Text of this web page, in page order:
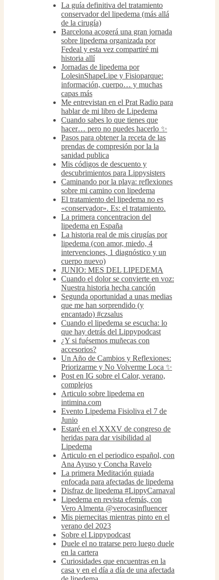
La guía definitiva del tratamiento
conservador del lipedema (más allá
de la cirugía)
Barcelona acogerá una gran jornada
sobre lipedema organizada por
Fedeal y esta vez compartiré mi
historia allí
Jornadas de lipedema por
LolesinShapeLipe y Fisioparque:
información, cuerpo… y muchas
capas más
Me entrevistan en el Prat Radio para
hablar de mi libro de Lipedema
Cuando sabes lo que tienes que
hacer… pero no puedes hacerlo ✨
Pasos para obtener la receta de las
prendas de compresión por la la
sanidad publica
Mis códigos de descuento y
descubrimientos para Lippysisters
Caminando por la playa: reflexiones
sobre mi camino con lipedema
El tratamiento del lipedema no es
«conservador». Es: el tratamiento.
La primera concentracion del
lipedema en España
La historia real de mis cirugías por
lipedema (con amor, miedo, 4
intervenciones, 1 diagnóstico y un
cuerpo nuevo)
JUNIO: MES DEL LIPEDEMA
Cuando el dolor se convierte en voz:
Nuestra historia hecha canción
Segunda oportunidad a unas medias
que me han sorprendido (y
encantado) #czsalus
Cuando el lipedema se escucha: lo
que hay detrás del Lippypodcast
¿Y si fuésemos muñecas con
accesorios?
Un Año de Cambios y Reflexiones:
Priorizarme y No Volverme Loca ✨
Post en IG sobre el Calor, verano,
complejos
Articulo sobre lipedema en
intimina.com
Evento Lipedema Fisioliva el 7 de
Junio
Estaré en el XXXV de congreso de
heridas para dar visibilidad al
Lipedema
Articulo en el periodico español, con
Ana Ayuso y Concha Ravelo
La primera Meditación guiada
enfocada para afectadas de lipedema
Disfraz de lipedema #LippyCarnaval
Lipedema en revista efemás, con
Vero Almenta @verocasinfluencer
Mis piernecitas mientras pinto en el
verano del 2023
Sobre el Lippypodcast
Duele el no tratarse pero luego duele
en la cartera
Curiosidades que encuentras en la
casa y en el día a día de una afectada